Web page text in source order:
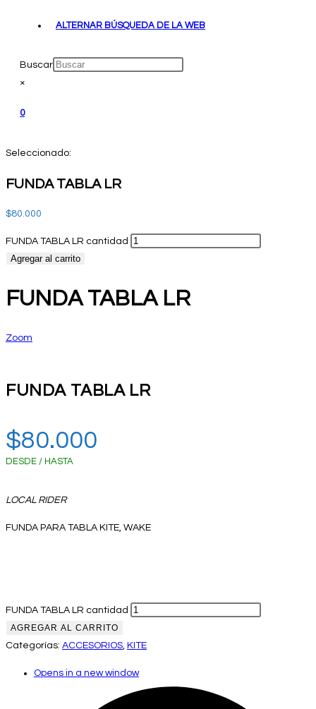
ALTERNAR BÚSQUEDA DE LA WEB
Buscar
×
0
Seleccionado:
FUNDA TABLA LR
$80.000
FUNDA TABLA LR cantidad
Agregar al carrito
FUNDA TABLA LR
Zoom
FUNDA TABLA LR
$80.000
DESDE / HASTA
LOCAL RIDER
FUNDA PARA TABLA KITE, WAKE
FUNDA TABLA LR cantidad
AGREGAR AL CARRITO
Categorías: ACCESORIOS, KITE
Opens in a new window